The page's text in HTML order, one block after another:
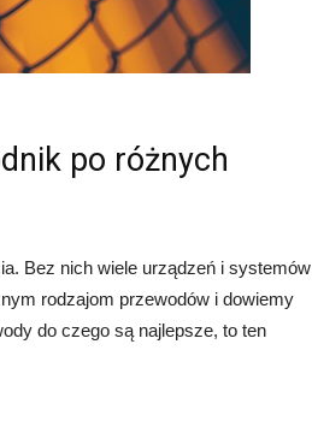
po różnych
Bez nich wiele urządzeń i systemów
rodzajom przewodów i dowiemy
do czego są najlepsze, to ten